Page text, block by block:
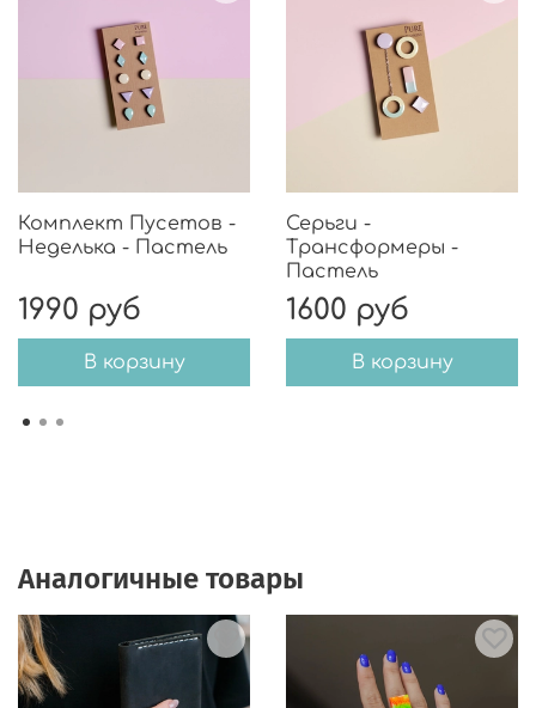
Комплект Пусетов -
Неделька - Пастель
1990 руб
В корзину
Серьги -
Трансформеры -
Пастель
1600 руб
В корзину
Аналогичные товары